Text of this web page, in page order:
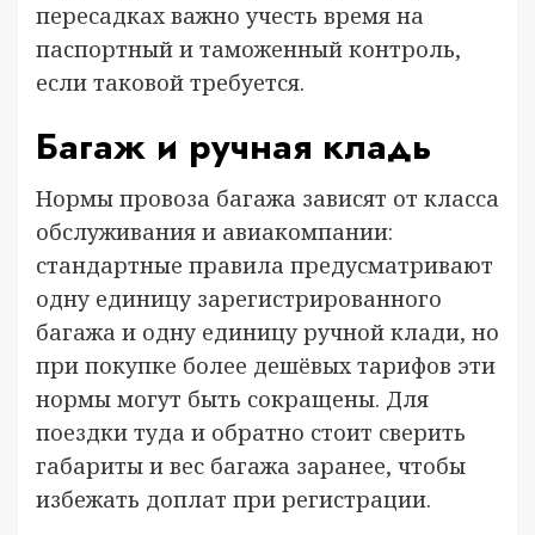
пересадках важно учесть время на
паспортный и таможенный контроль,
если таковой требуется.
Багаж и ручная кладь
Нормы провоза багажа зависят от класса
обслуживания и авиакомпании:
стандартные правила предусматривают
одну единицу зарегистрированного
багажа и одну единицу ручной клади, но
при покупке более дешёвых тарифов эти
нормы могут быть сокращены. Для
поездки туда и обратно стоит сверить
габариты и вес багажа заранее, чтобы
избежать доплат при регистрации.